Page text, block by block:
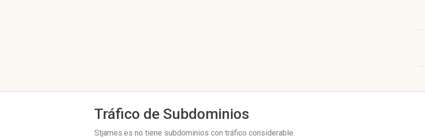
Tráfico de Subdominios
Stjames.es no tiene subdominios con tráfico considerable.